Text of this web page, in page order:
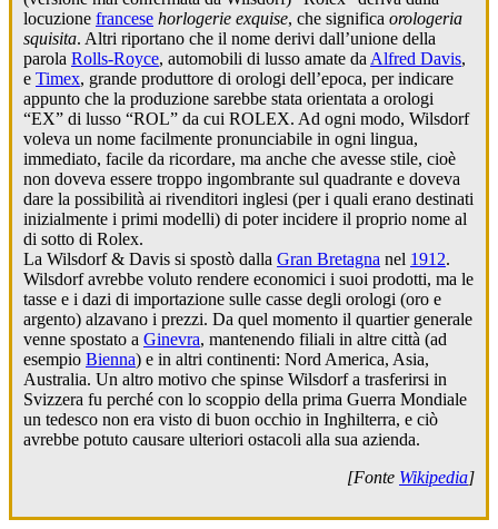
locuzione francese horlogerie exquise, che significa orologeria
squisita. Altri riportano che il nome derivi dall’unione della
parola Rolls-Royce, automobili di lusso amate da Alfred Davis,
e Timex, grande produttore di orologi dell’epoca, per indicare
appunto che la produzione sarebbe stata orientata a orologi
“EX” di lusso “ROL” da cui ROLEX. Ad ogni modo, Wilsdorf
voleva un nome facilmente pronunciabile in ogni lingua,
immediato, facile da ricordare, ma anche che avesse stile, cioè
non doveva essere troppo ingombrante sul quadrante e doveva
dare la possibilità ai rivenditori inglesi (per i quali erano destinati
inizialmente i primi modelli) di poter incidere il proprio nome al
di sotto di Rolex.
La Wilsdorf & Davis si spostò dalla Gran Bretagna nel 1912.
Wilsdorf avrebbe voluto rendere economici i suoi prodotti, ma le
tasse e i dazi di importazione sulle casse degli orologi (oro e
argento) alzavano i prezzi. Da quel momento il quartier generale
venne spostato a Ginevra, mantenendo filiali in altre città (ad
esempio Bienna) e in altri continenti: Nord America, Asia,
Australia. Un altro motivo che spinse Wilsdorf a trasferirsi in
Svizzera fu perché con lo scoppio della prima Guerra Mondiale
un tedesco non era visto di buon occhio in Inghilterra, e ciò
avrebbe potuto causare ulteriori ostacoli alla sua azienda.
[Fonte Wikipedia]